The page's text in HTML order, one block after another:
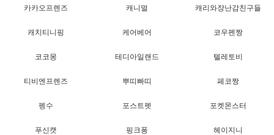
카카오프렌즈 캐니멀 캐리와장난감친구들
캐치티니핑 케어베어 코우펜짱
코코몽 테디아일랜드 텔레토비
티비엔프렌즈 뿌띠빠띠 페코짱
펭수 포스트펫 포켓몬스터
푸신캣 핑크퐁 헤이지니